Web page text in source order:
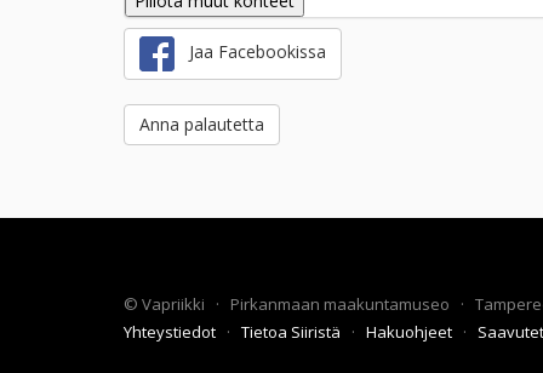
Jaa Facebookissa
Anna palautetta
© Vapriikki · Pirkanmaan maakuntamuseo ·
Yhteystiedot · Tietoa Siiristä · Hakuohjeet ·